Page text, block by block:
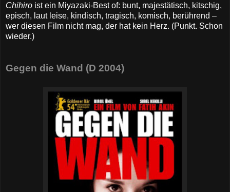
Chihiro ist ein Miyazaki-Best of: bunt, majestätisch, kitschig,
episch, laut leise, kindisch, tragisch, komisch, berührend –
wer diesen Film nicht mag, der hat kein Herz. (Punkt. Schon
wieder.)
Gegen die Wand (D 2004)